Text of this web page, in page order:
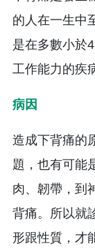
造成下背痛的
題，也有可能
肉、韌帶，到
背痛。所以就
裡。
診斷
醫師在為下背